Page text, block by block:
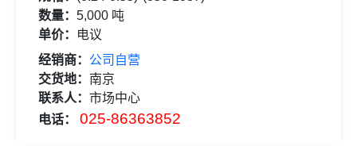
数量： 5,000 吨
单价：
电议
经销商： 公司自营
交货地： 南京
联系人： 市场中心
电话：
025-86363852